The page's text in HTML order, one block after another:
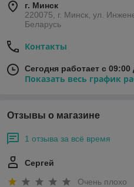
г. Минск
220075, г. Минск, ул.
Беларусь
Контакты
Сегодня работает с 09:00
Показать весь график
Отзывы о магазине
1 отзыва за всё время
Сергей
Очень плохо